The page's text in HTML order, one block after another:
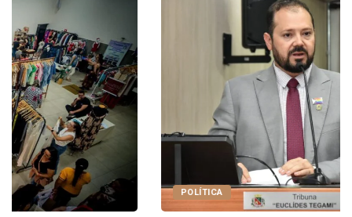
POLÍTICA